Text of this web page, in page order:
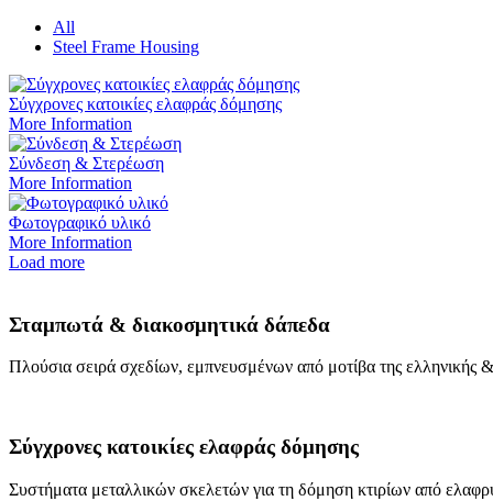
All
Steel Frame Housing
Σύγχρονες κατοικίες ελαφράς δόμησης
More Information
Σύνδεση & Στερέωση
More Information
Φωτογραφικό υλικό
More Information
Load more
Σταμπωτά & διακοσμητικά δάπεδα
Πλούσια σειρά σχεδίων, εμπνευσμένων από μοτίβα της ελληνικής &
Σύγχρονες κατοικίες ελαφράς δόμησης
Συστήματα μεταλλικών σκελετών για τη δόμηση κτιρίων από